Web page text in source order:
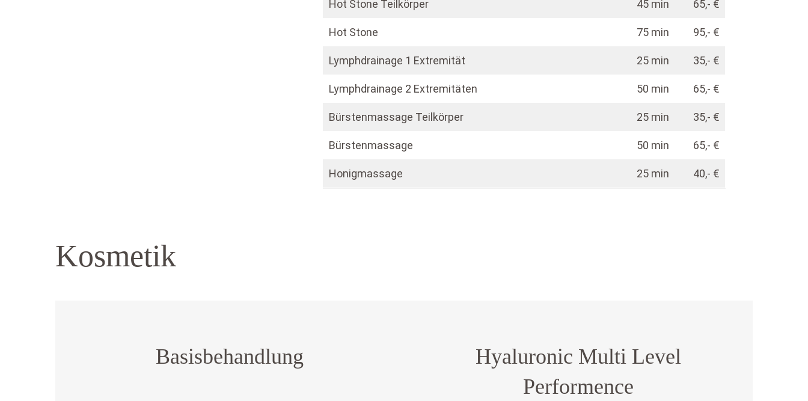
Hot Stone Teilkörper 45 min 65,- €
Hot Stone 75 min 95,- €
Lymphdrainage 1 Extremität 25 min 35,- €
Lymphdrainage 2 Extremitäten 50 min 65,- €
Bürstenmassage Teilkörper 25 min 35,- €
Bürstenmassage 50 min 65,- €
Honigmassage 25 min 40,- €
Kosmetik
Basisbehandlung
Hyaluronic Multi Level
Performence